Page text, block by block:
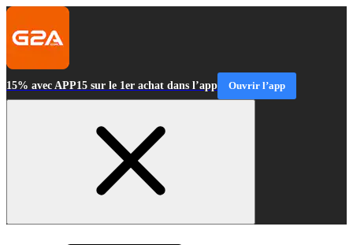
15% avec APP15 sur le 1er achat dans l’app Ouvrir l’app